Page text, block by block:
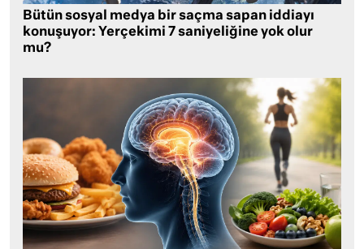
Bütün sosyal medya bir saçma sapan iddiayı
konuşuyor: Yerçekimi 7 saniyeliğine yok olur
mu?